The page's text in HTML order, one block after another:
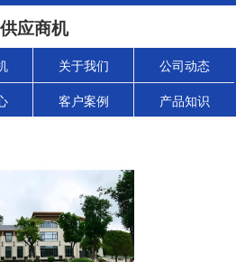
供应商机
关于我们 公司动态
客户案例 产品知识